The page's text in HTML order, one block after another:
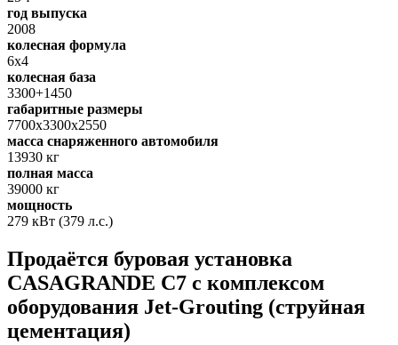
год выпуска
2008
колесная формула
6х4
колесная база
3300+1450
габаритные размеры
7700х3300х2550
масса снаряженного автомобиля
13930 кг
полная масса
39000 кг
мощность
279 кВт (379 л.с.)
Продаётся буровая установка
CASAGRANDE C7 с комплексом
оборудования Jet-Grouting (струйная
цементация)